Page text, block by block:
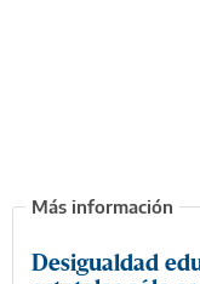
Desigualdad